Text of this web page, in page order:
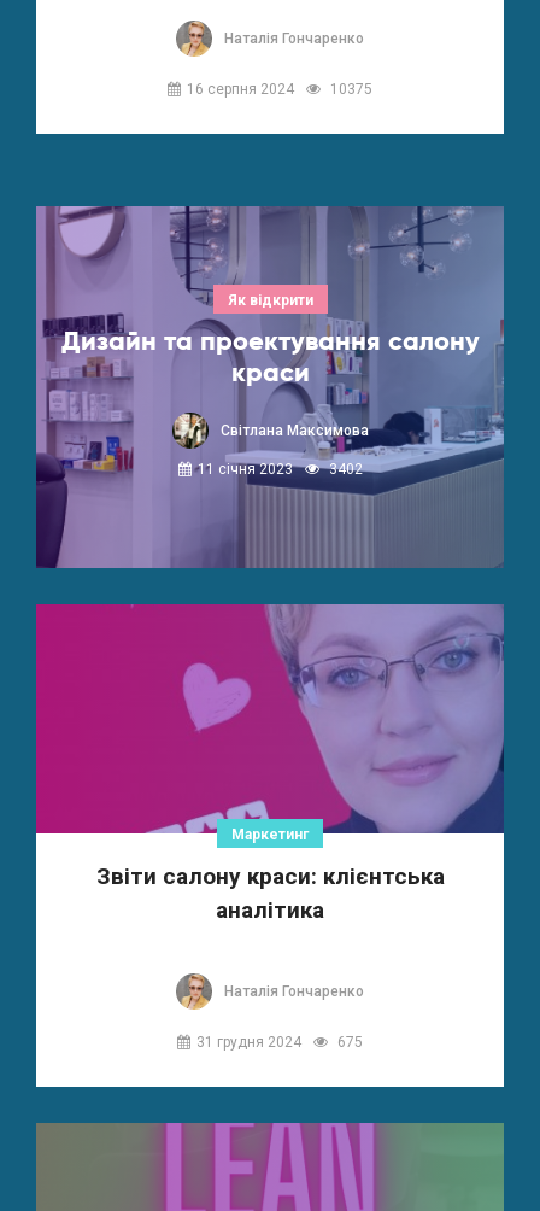
Наталія Гончаренко
16 серпня 2024 10375
Як відкрити
Дизайн та проектування салону
краси
Світлана Максимова
11 січня 2023 3402
Маркетинг
Звіти салону краси: клієнтська
аналітика
Наталія Гончаренко
31 грудня 2024 675